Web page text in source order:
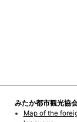
みたか都市観光協
Map of the